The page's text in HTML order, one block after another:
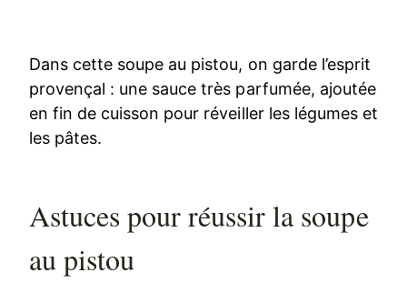
Dans cette soupe au pistou, on garde l’esprit
provençal : une sauce très parfumée, ajoutée
en fin de cuisson pour réveiller les légumes et
les pâtes.
Astuces pour réussir la soupe
au pistou